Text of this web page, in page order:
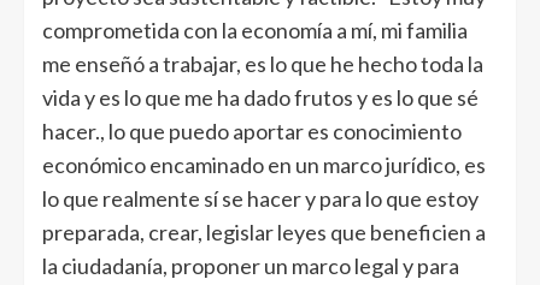
comprometida con la economía a mí, mi familia
me enseñó a trabajar, es lo que he hecho toda la
vida y es lo que me ha dado frutos y es lo que sé
hacer., lo que puedo aportar es conocimiento
económico encaminado en un marco jurídico, es
lo que realmente sí se hacer y para lo que estoy
preparada, crear, legislar leyes que beneficien a
la ciudadanía, proponer un marco legal y para